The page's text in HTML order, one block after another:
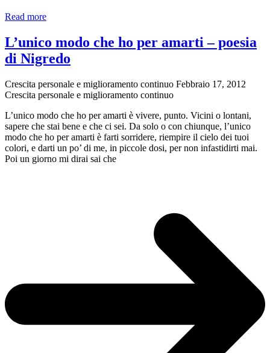
Read more“Sono
empatico”:
il
significato
dell’empatia”
L’unico modo che ho per amarti – poesia
di Nigredo
Crescita personale e miglioramento continuo Febbraio 17, 2012
Crescita personale e miglioramento continuo
L’unico modo che ho per amarti è vivere, punto. Vicini o lontani,
sapere che stai bene e che ci sei. Da solo o con chiunque, l’unico
modo che ho per amarti è farti sorridere, riempire il cielo dei tuoi
colori, e darti un po’ di me, in piccole dosi, per non infastidirti mai.
Poi un giorno mi dirai sai che